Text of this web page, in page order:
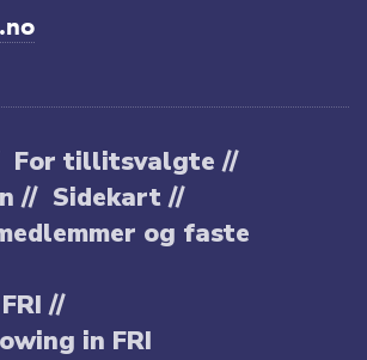
For tillitsvalgte //
// Sidekart //
og faste
//
in FRI